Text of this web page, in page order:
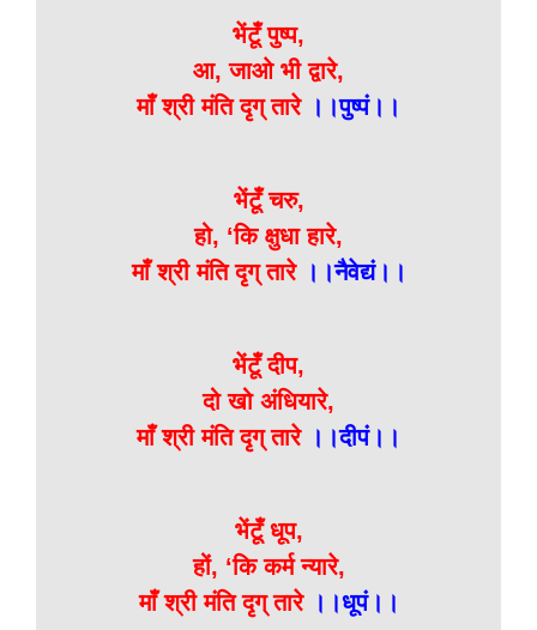
भेंटूँ पुष्प,
आ, जाओ भी द्वारे,
माँ श्री मंति दृग् तारे।।पुष्पं।।
भेंटूँ चरु,
हो, ‘कि क्षुधा हारे,
माँ श्री मंति दृग् तारे ।।नैवेद्यं।।
भेंटूँ दीप,
दो खो अंधियारे,
माँ श्री मंति दृग् तारे।।दीपं।।
भेंटूँ धूप,
हों, ‘कि कर्म न्यारे,
माँ श्री मंति दृग् तारे ।।धूपं।।